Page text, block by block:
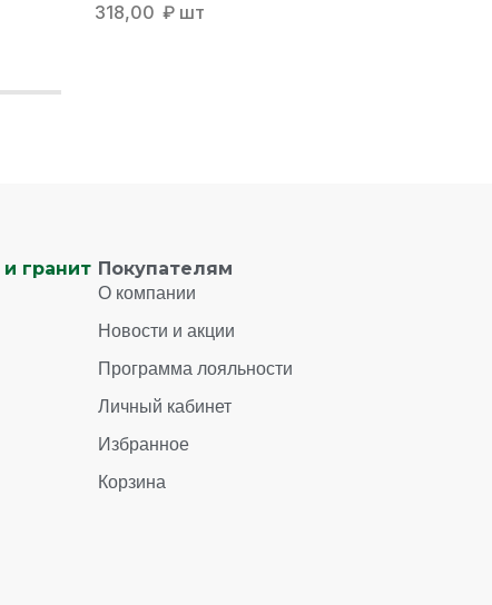
318,00 ₽ шт
гранит Покупателям
О компании
Новости и акции
Программа лояльности
Личный кабинет
Избранное
Корзина